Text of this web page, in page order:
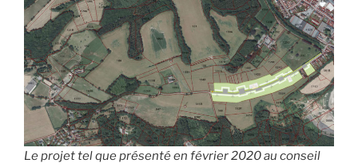
à
l’enquête
publique »
Le projet tel que présenté en février 2020 au conseil